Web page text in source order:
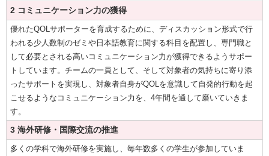
2 コミュニケーション力の獲得
優れたQOLサポーターを育成するために、ディスカッション形式で行
われる少人数制のゼミや日本語教育に関する科目を配置し、専門職と
して必要とされる高いコミュニケーション力が獲得できるようサポー
トしています。チームの一員として、そして対象者の気持ちに寄り添
ったサポートを実現し、対象者自身がQOLを意識して自発的行動を起
こせるようなコミュニケーション力を、4年間を通して磨いていきま
す。
3 海外研修・ 国際交流の推進
多くの学科で海外研修を実施し、毎年数多くの学生が参加していま